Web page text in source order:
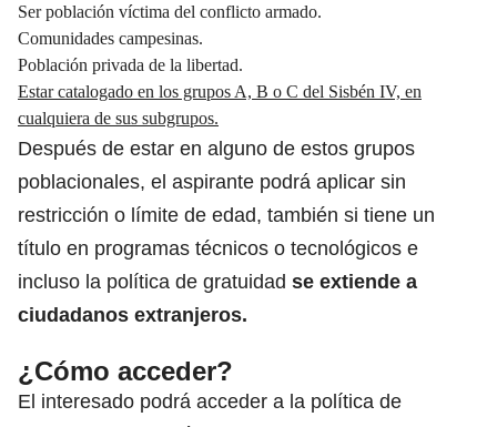
Ser población víctima del conflicto armado.
Comunidades campesinas.
Población privada de la libertad.
Estar catalogado en los grupos A, B o C del Sisbén IV, en
cualquiera de sus subgrupos.
Después de estar en alguno de estos grupos
poblacionales, el aspirante podrá aplicar sin
restricción o límite de edad, también si tiene un
título en programas técnicos o tecnológicos e
incluso la política de gratuidad se extiende a
ciudadanos extranjeros.
¿Cómo acceder?
El interesado podrá acceder a la política de